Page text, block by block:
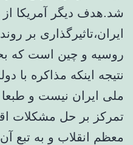
شد.هدف دیگر آمریکا از
ایران،تاثیرگذاری بر
روسیه و چین است که
نتیجه اینکه مذاکره با
ملی ایران نیست و
تمرکز بر حل مشکلات
معظم انقلاب و به تبع